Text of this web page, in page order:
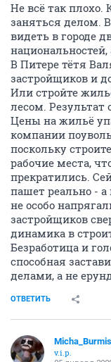
Не всё так плохо.
заняться делом.
видеть в городе
национальностей,
В Питере тётя
застройщиков и
Или стройте
лесом.
Цены на жильё
компании
поскольку
рабочие места,
прекратились.
пашет реально -
не особо
застройщиков
динамика в
Безработица и
способная
делами, а не
ОТВЕТИТЬ
v.i.p.